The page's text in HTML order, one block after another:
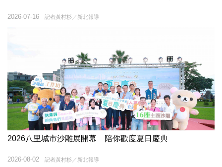
記者黃村杉／新北報導
2026-07-16
2026八里城市沙雕展開幕 陪你歡度夏日慶典
記者黃村杉／新北報導
2026-08-02